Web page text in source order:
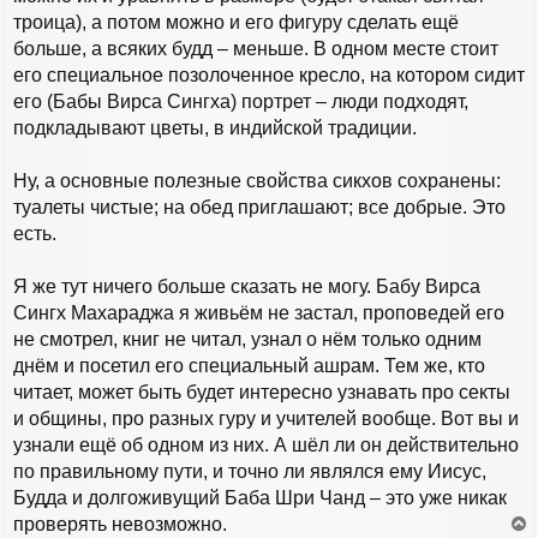
троица), а потом можно и его фигуру сделать ещё
больше, а всяких будд – меньше. В одном месте стоит
его специальное позолоченное кресло, на котором сидит
его (Бабы Вирса Сингха) портрет – люди подходят,
подкладывают цветы, в индийской традиции.
Ну, а основные полезные свойства сикхов сохранены:
туалеты чистые; на обед приглашают; все добрые. Это
есть.
Я же тут ничего больше сказать не могу. Бабу Вирса
Сингх Махараджа я живьём не застал, проповедей его
не смотрел, книг не читал, узнал о нём только одним
днём и посетил его специальный ашрам. Тем же, кто
читает, может быть будет интересно узнавать про секты
и общины, про разных гуру и учителей вообще. Вот вы и
узнали ещё об одном из них. А шёл ли он действительно
по правильному пути, и точно ли являлся ему Иисус,
Будда и долгоживущий Баба Шри Чанд – это уже никак
проверять невозможно.